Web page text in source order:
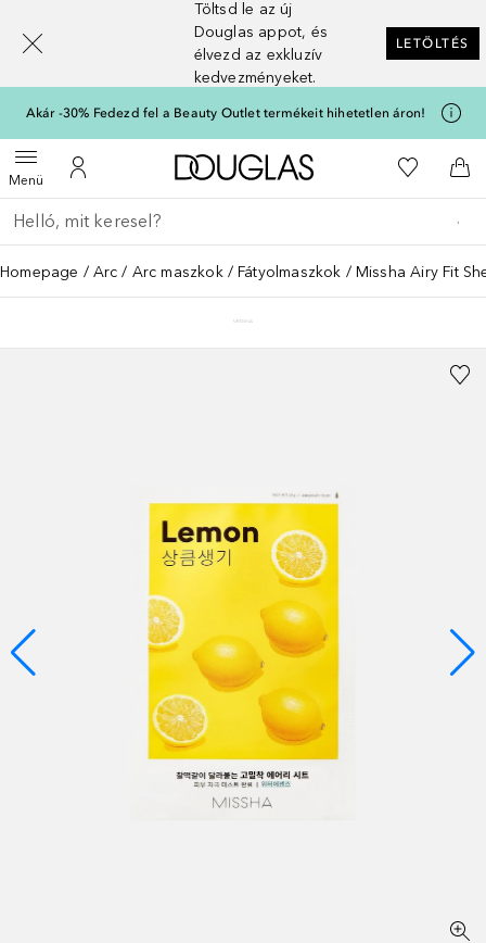
Töltsd le az új
Douglas appot, és
élvezd az exkluzív
kedvezményeket.
LETÖLTÉS
Akár -30% Fedezd fel a Beauty Outlet termékeit hihetetlen áron!
MenüMenü megnyitása
A fiókomhoz
A Douglas Főoldalra
A
Menj vissza
Keresés végrehajtása
Homepage Arc Arc maszkok Fátyolmaszkok Missha Airy Fit
[navigation.slideout.screenreader]